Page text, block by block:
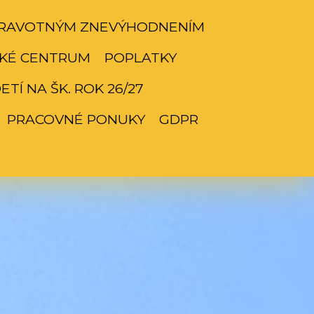
ZNEVÝHODNENÍM
CENTRUM
POPLATKY
NA ŠK. ROK 26/27
PRACOVNÉ PONUKY
GDPR